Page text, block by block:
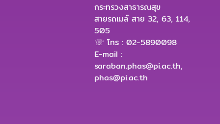
กระทรวงสาธารณสุข
สายรถเมล์ สาย 32, 63, 114,
505
☏ โทร : 02-5890098
E-mail :
saraban.phas@pi.ac.th,
phas@pi.ac.th